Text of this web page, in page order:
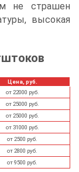
не страшен
высокая
Цена, руб.
от 22000 руб.
от 25000 руб.
от 25000 руб.
от 31000 руб.
от 2500 руб.
от 2800 руб.
от 9500 руб.